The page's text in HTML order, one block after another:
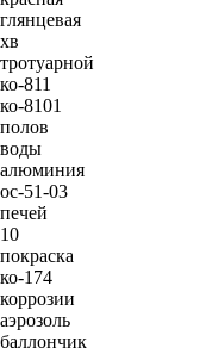
глянцевая
хв
тротуарной
ко-811
ко-8101
полов
воды
алюминия
ос-51-03
печей
10
покраска
ко-174
коррозии
аэрозоль
баллончик